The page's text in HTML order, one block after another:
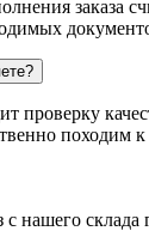
заказа
проверку
походим
с нашего